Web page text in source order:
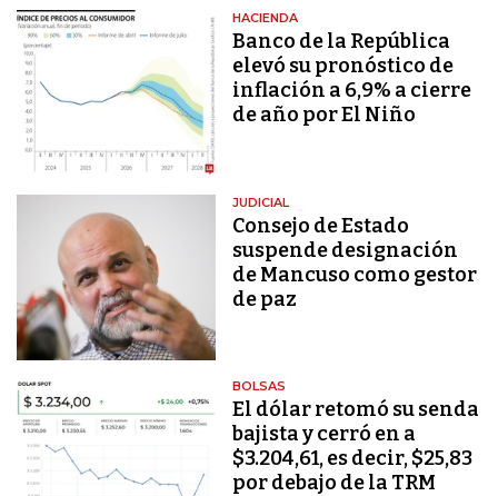
HACIENDA
Banco de la República
elevó su pronóstico de
inflación a 6,9% a cierre
de año por El Niño
JUDICIAL
Consejo de Estado
suspende designación
de Mancuso como gestor
de paz
BOLSAS
El dólar retomó su senda
bajista y cerró en a
$3.204,61, es decir, $25,83
por debajo de la TRM